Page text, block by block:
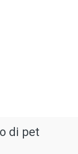
di pet